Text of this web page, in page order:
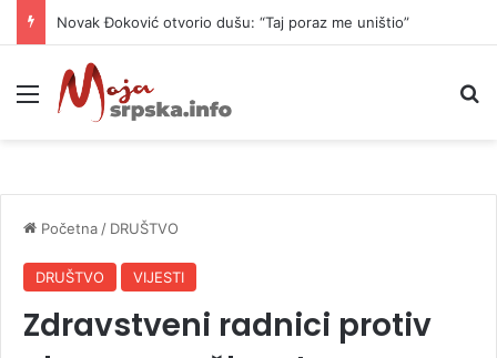
Novak Đoković otvorio dušu: “Taj poraz me uništio”
Meni
Početna / DRUŠTVO
DRUŠTVO VIJESTI
Zdravstveni radnici protiv